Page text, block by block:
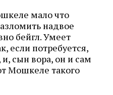
мало что
надвое
бейгл. Умеет
если потребуется,
и, сын вора, он и сам
Мошкеле такого